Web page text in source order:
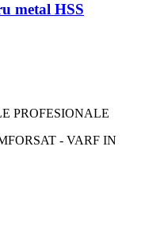
metal HSS
PROFESIONALE
- VARF IN